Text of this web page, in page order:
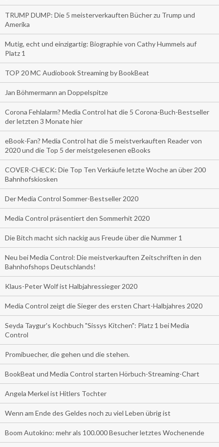
TRUMP DUMP: Die 5 meisterverkauften Bücher zu Trump und
Amerika
Mutig, echt und einzigartig: Biographie von Cathy Hummels auf
Platz 1
TOP 20 MC Audiobook Streaming by BookBeat
Jan Böhmermann an Doppelspitze
Corona Fehlalarm? Media Control hat die 5 Corona-Buch-Bestseller
der letzten 3 Monate hier
eBook-Fan? Media Control hat die 5 meistverkauften Reader von
2020 und die Top 5 der meistgelesenen eBooks
COVER-CHECK: Die Top Ten Verkäufe letzte Woche an über 200
Bahnhofskiosken
Der Media Control Sommer-Bestseller 2020
Media Control präsentiert den Sommerhit 2020
Die Bitch macht sich nackig aus Freude über die Nummer 1
Neu bei Media Control: Die meistverkauften Zeitschriften in den
Bahnhofshops Deutschlands!
Klaus-Peter Wolf ist Halbjahressieger 2020
Media Control zeigt die Sieger des ersten Chart-Halbjahres 2020
Seyda Taygur's Kochbuch "Sissys Kitchen": Platz 1 bei Media
Control
Promibuecher, die gehen und die stehen.
BookBeat und Media Control starten Hörbuch-Streaming-Chart
Angela Merkel ist Hitlers Tochter
Wenn am Ende des Geldes noch zu viel Leben übrig ist
Boom Autokino: mehr als 100.000 Besucher letztes Wochenende